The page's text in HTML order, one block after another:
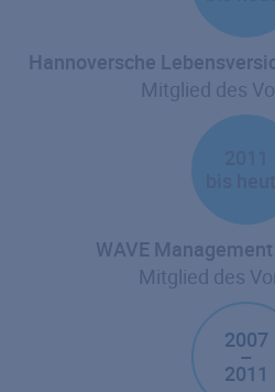
Hannoversche
Mitglied des
WAVE Management
Mitglied des
2007
–
2011